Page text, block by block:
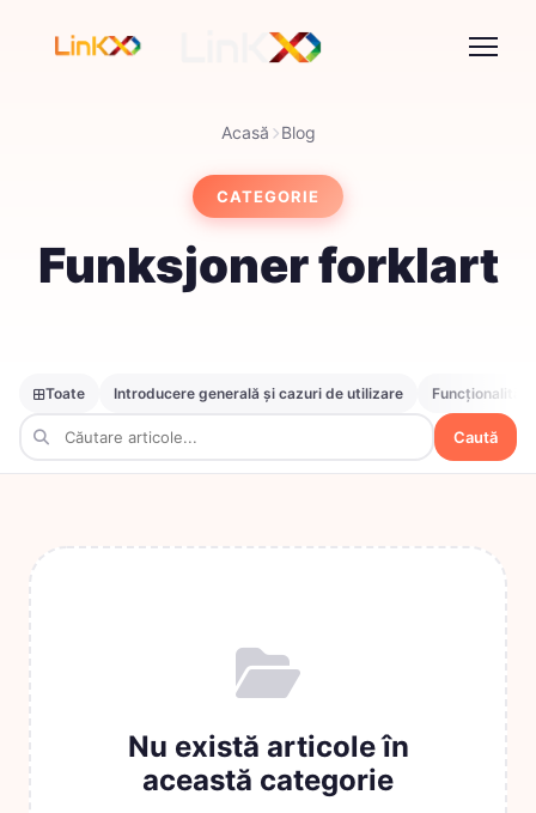
Acasă Blog
CATEGORIE
Funksjoner forklart
Toate Introducere generală și cazuri de utilizare Funcționalități
Caută
Nu există articole în
această categorie